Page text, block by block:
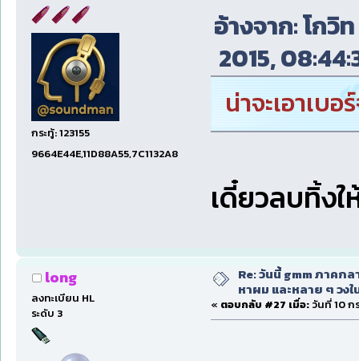
กระทู้: 123155
9664E44E,11D88A55,7C1132A8
อ้างจาก: โกวิ
2015,
น่าจะเอาเบอ
เดี๋ยวลบทิ้ง
long
ลงทะเบียน HL
ระดับ 3
Re: วันนี้ gmm ภาคก
หาผม และหลาย ๆ วง
« ตอบกลับ #27 เมื่อ: วันที่ 10 ก